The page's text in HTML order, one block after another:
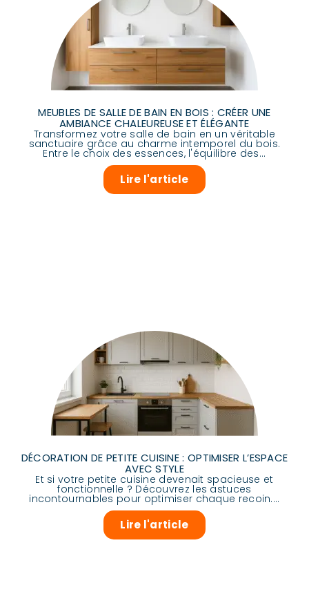
MEUBLES DE SALLE DE BAIN EN BOIS : CRÉER UNE
AMBIANCE CHALEUREUSE ET ÉLÉGANTE
Transformez votre salle de bain en un véritable
sanctuaire grâce au charme intemporel du bois.
Entre le choix des essences, l'équilibre des...
Lire l'article
DÉCORATION DE PETITE CUISINE : OPTIMISER L’ESPACE
AVEC STYLE
Et si votre petite cuisine devenait spacieuse et
fonctionnelle ? Découvrez les astuces
incontournables pour optimiser chaque recoin....
Lire l'article